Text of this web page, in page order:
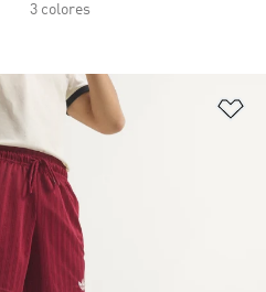
3 colores